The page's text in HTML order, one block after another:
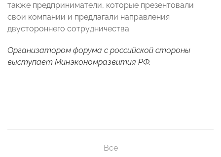
также предприниматели, которые презентовали
свои компании и предлагали направления
двустороннего сотрудничества.
Организатором форума с российской стороны
выступает Минэкономразвития РФ.
Все